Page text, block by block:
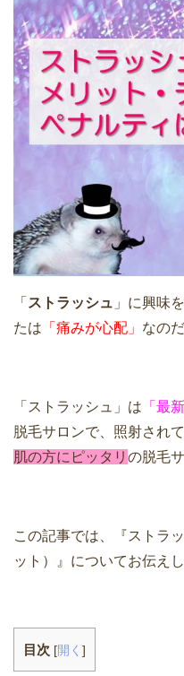
「 ストラッシュ 」に興味
たは 「痛みが心配」 なの
「ストラッシュ」は 「最
脱毛サロンで、照射され
肌の方にピッタリ の脱毛
この記事では、『ストラ
ット）』についてお伝えし
目次 [開く ]